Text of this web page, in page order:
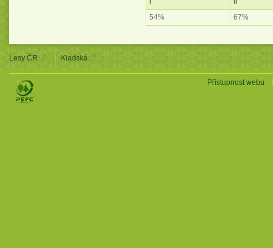
54%
67%
Lesy ČR Kladská
Přístupnost webu